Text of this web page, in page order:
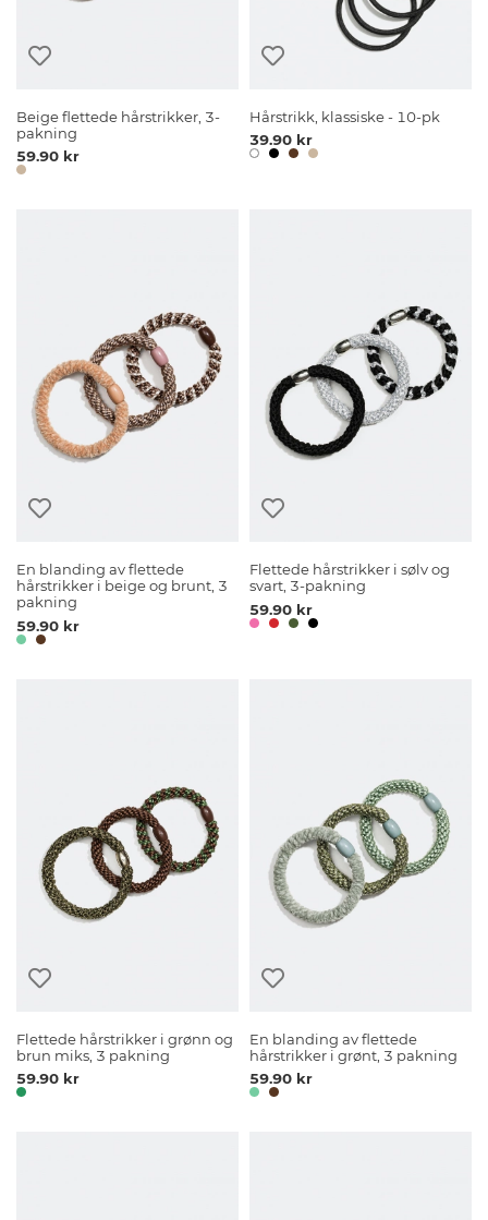
Beige flettede hårstrikker, 3-
pakning
59.90 kr
Hårstrikk, klassiske - 10-pk
39.90 kr
En blanding av flettede
hårstrikker i beige og brunt, 3
pakning
59.90 kr
Flettede hårstrikker i sølv og
svart, 3-pakning
59.90 kr
Flettede hårstrikker i grønn og
brun miks, 3 pakning
59.90 kr
En blanding av flettede
hårstrikker i grønt, 3 pakning
59.90 kr